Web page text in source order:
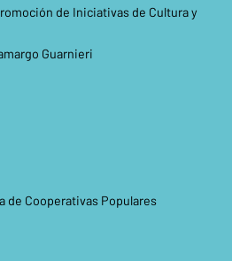
de Iniciativas de Cultura y
Guarnieri
de Cooperativas Populares